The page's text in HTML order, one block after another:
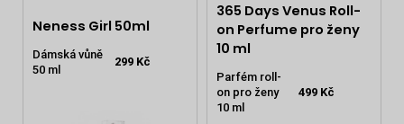
Neness Girl 50ml
Dámská vůně
50 ml
299 Kč
365 Days Venus Roll-
on Perfume pro ženy
10 ml
Parfém roll-
on pro ženy
10 ml
499 Kč